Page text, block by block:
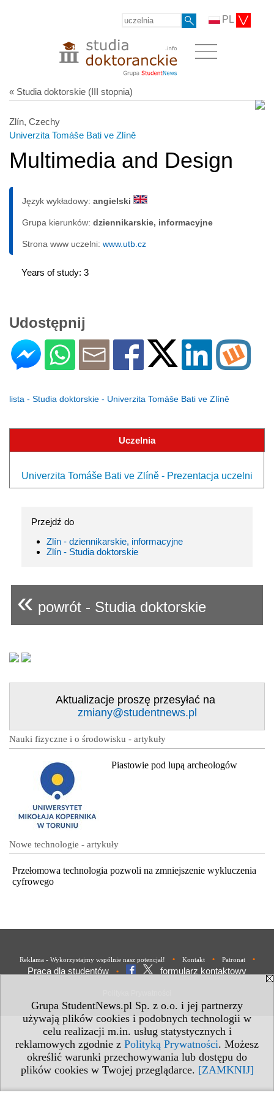
Grupa StudentNews.pl Sp. z o.o. i jej partnerzy
używają plików cookies i podobnych technologii w
celu realizacji m.in. usług statystycznych i
reklamowych zgodnie z Polityką Prywatności. Możesz
określić warunki przechowywania lub dostępu do
plików cookies w Twojej przeglądarce. [ZAMKNIJ]
PL
« Studia doktorskie (III stopnia)
Zlín, Czechy
Univerzita Tomáše Bati ve Zlíně
Multimedia and Design
Język wykładowy: angielski
Grupa kierunków: dziennikarskie, informacyjne
Strona www uczelni: www.utb.cz
Years of study: 3
Udostępnij
lista - Studia doktorskie - Univerzita Tomáše Bati ve Zlíně
Uczelnia
Univerzita Tomáše Bati ve Zlíně - Prezentacja uczelni
Przejdź do
Zlín - dziennikarskie, informacyjne
Zlín - Studia doktorskie
« powrót - Studia doktorskie
Aktualizacje proszę przesyłać na
zmiany@studentnews.pl
Nauki fizyczne i o środowisku - artykuły
Piastowie pod lupą archeologów
Nowe technologie - artykuły
Przełomowa technologia pozwoli na zmniejszenie wykluczenia
cyfrowego
Reklama - Wykorzystajmy wspólnie nasz potencjał! • Kontakt • Patronat •
Praca dla studentów • formularz kontaktowy